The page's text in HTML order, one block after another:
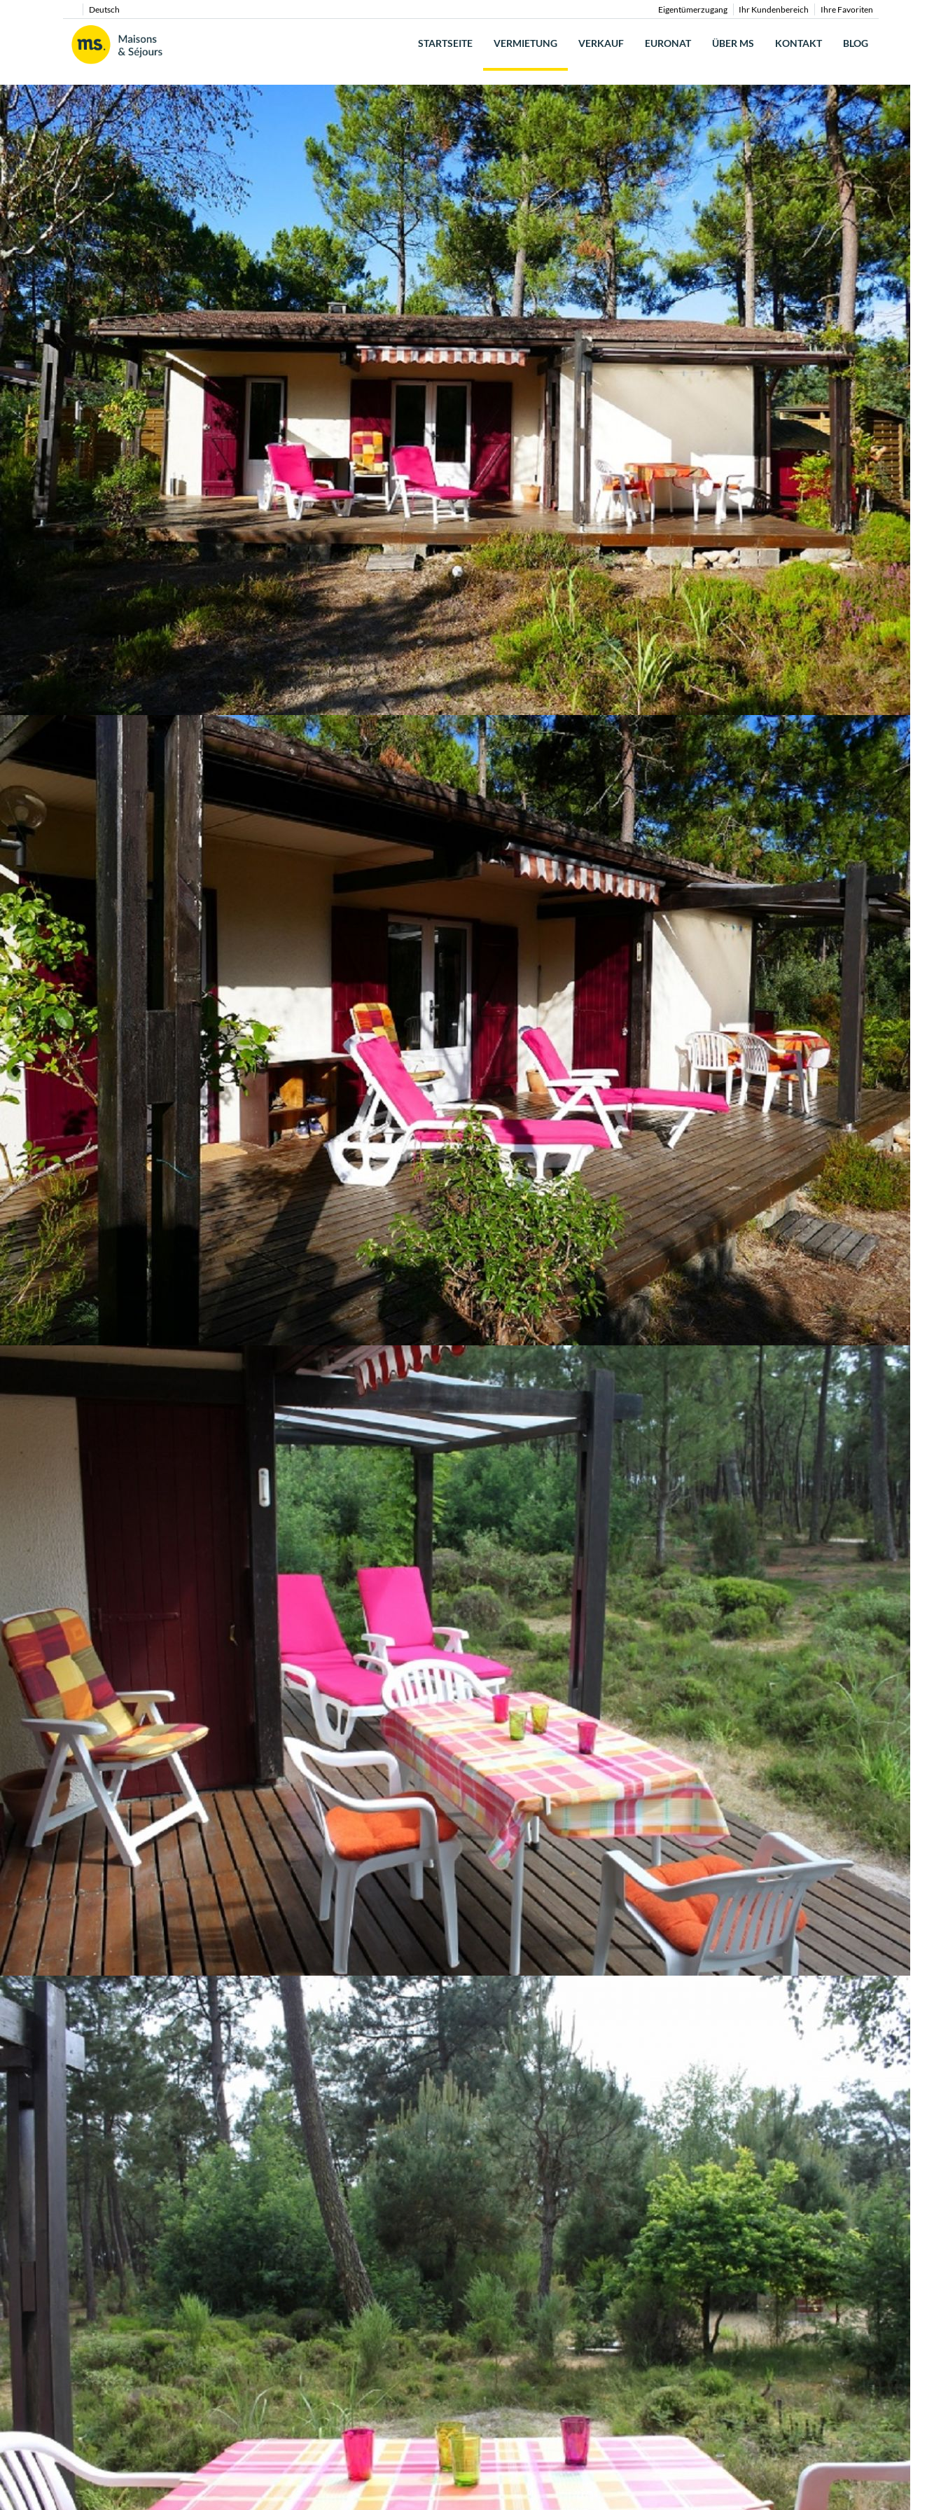
Deutsch Ihre Favoriten
Ihr Kundenbereich
Eigentümerzugang
STARTSEITE VERMIETUNG VERKAUF EURONAT ÜBER MS KONTAKT BLOG